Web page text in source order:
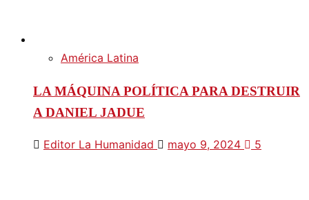
América Latina
LA MÁQUINA POLÍTICA PARA DESTRUIR
A DANIEL JADUE
Editor La Humanidad mayo 9, 2024 5